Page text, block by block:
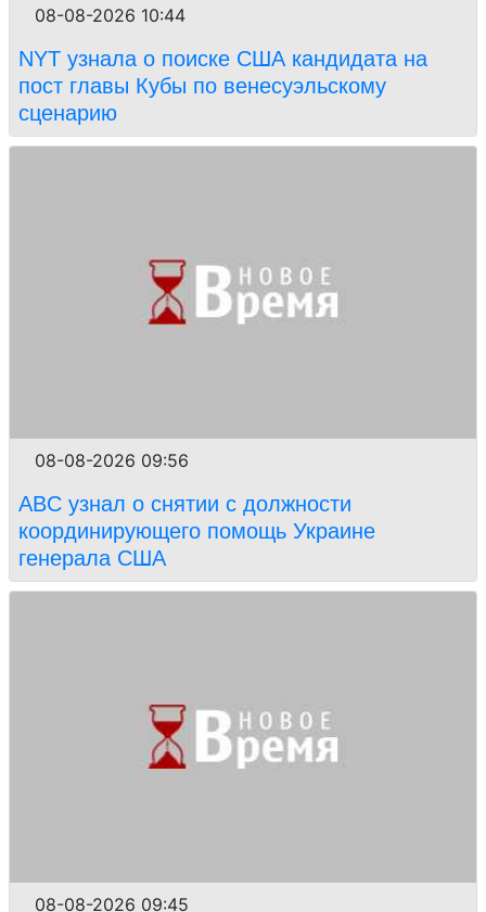
08-08-2026 10:44
NYT узнала о поиске США кандидата на
пост главы Кубы по венесуэльскому
сценарию
08-08-2026 09:56
ABC узнал о снятии с должности
координирующего помощь Украине
генерала США
08-08-2026 09:45